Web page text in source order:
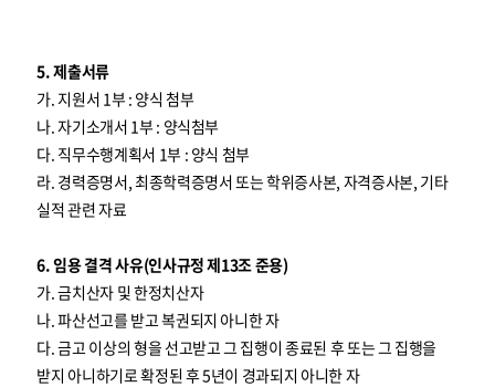
5. 제출서류
가. 지원서 1부 : 양식 첨부
나. 자기소개서 1부 : 양식첨부
다. 직무수행계획서 1부 : 양식 첨부
라. 경력증명서, 최종학력증명서 또는 학위증사본, 자격증사본, 기타
실적 관련 자료
6. 임용 결격 사유(인사규정 제13조 준용)
가. 금치산자 및 한정치산자
나. 파산선고를 받고 복권되지 아니한 자
다. 금고 이상의 형을 선고받고 그 집행이 종료된 후 또는 그 집행을
받지 아니하기로 확정된 후 5년이 경과되지 아니한 자